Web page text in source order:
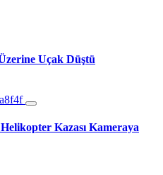
Uçak Düştü
Kazası Kameraya